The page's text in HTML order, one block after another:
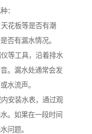
：
花板等是否有潮
否有漏水情况。
等工具，沿着排水
。漏水处通常会发
水流声。
安装水表，通过观
。如果在一段时间
问题。